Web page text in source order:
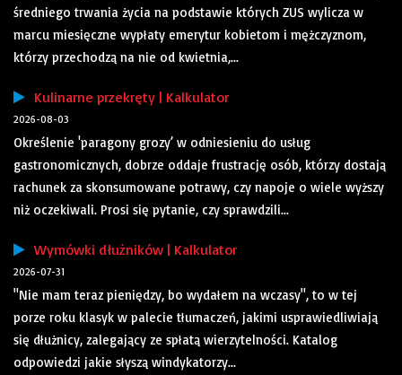
średniego trwania życia na podstawie których ZUS wylicza w
marcu miesięczne wypłaty emerytur kobietom i mężczyznom,
którzy przechodzą na nie od kwietnia,...
Kulinarne przekręty | Kalkulator
2026-08-03
Określenie 'paragony grozy’ w odniesieniu do usług
gastronomicznych, dobrze oddaje frustrację osób, którzy dostają
rachunek za skonsumowane potrawy, czy napoje o wiele wyższy
niż oczekiwali. Prosi się pytanie, czy sprawdzili...
Wymówki dłużników | Kalkulator
2026-07-31
"Nie mam teraz pieniędzy, bo wydałem na wczasy", to w tej
porze roku klasyk w palecie tłumaczeń, jakimi usprawiedliwiają
się dłużnicy, zalegający ze spłatą wierzytelności. Katalog
odpowiedzi jakie słyszą windykatorzy...